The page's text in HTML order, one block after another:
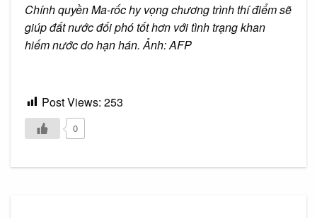
Chính quyền Ma-rốc hy vọng chương trình thí điểm sẽ
giúp đất nước đối phó tốt hơn với tình trạng khan
hiếm nước do hạn hán. Ảnh: AFP
Post Views: 253
0